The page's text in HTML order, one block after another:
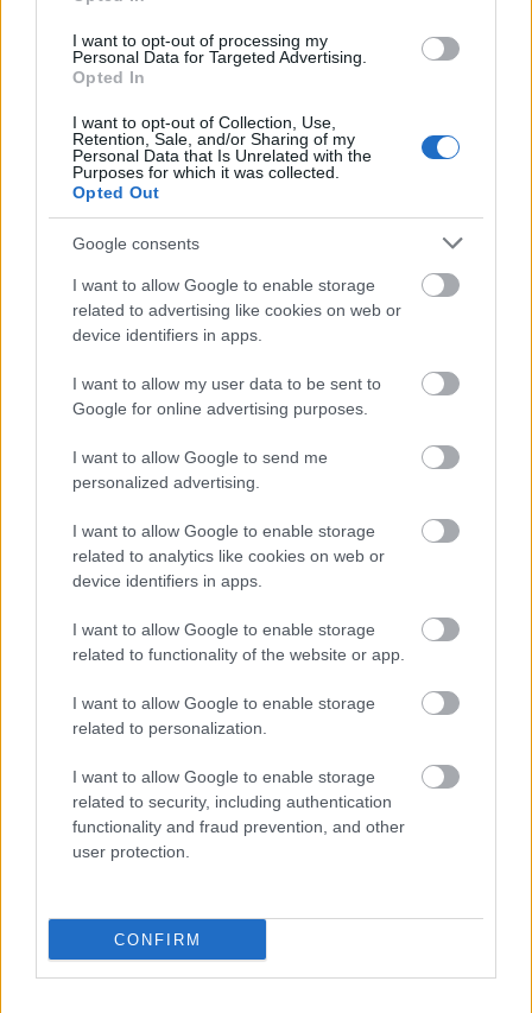
I want to opt-out of processing my
Personal Data for Targeted Advertising.
Opted In
I want to opt-out of Collection, Use,
Retention, Sale, and/or Sharing of my
Personal Data that Is Unrelated with the
Purposes for which it was collected.
Opted Out
Google consents
I want to allow Google to enable storage
related to advertising like cookies on web or
device identifiers in apps.
I want to allow my user data to be sent to
Google for online advertising purposes.
I want to allow Google to send me
personalized advertising.
I want to allow Google to enable storage
related to analytics like cookies on web or
device identifiers in apps.
I want to allow Google to enable storage
related to functionality of the website or app.
I want to allow Google to enable storage
related to personalization.
I want to allow Google to enable storage
related to security, including authentication
functionality and fraud prevention, and other
user protection.
CONFIRM
ΙΙ, Ναυτικές Μηχανές
Παρασκευή 13 Ιουνίου 2025: Τεχνολογία
Καύσης IΙ (Μεκ ΙΙ), Ψηφιακά Συστήματα
Δευτέρα 16 Ιουνίου 2025: Στοιχεία Ψύξης
Κλιματισμού, Κινητήρες Αεροσκαφών, Στοιχεία
Σχεδιασμού Κεντρικών Θερμάνσεων
Μείνετε συντονισμένοι στο Proson.gr για έγκαιρη
πανελλαδικές εξετάσεις.
μόνο 2 ημέρες στα χέρια σας
ΑΣΕΠ: Εξ αποστάσεως η πιο Εύκολη
Πιστοποίηση Υπολογιστών σε 2
μέρες
Μάθε πρώτος όλες τις σημαντικές
ειδήσεις.
Βάλε το proson.gr στα αποτελέσματα